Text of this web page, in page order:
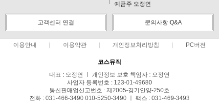
예금주 오정연
고객센터 연결 문의사항 Q&A
이용안내 이용약관 개인정보처리방침 PC버전
코스뮤직
대표 : 오정연 ㅣ 개인정보 보호 책임자 : 오정연
사업자 등록번호 : 123-01-49680
통신판매업신고번호 : 제2005-경기안양-250호
전화 : 031-466-3490 010-5250-3490 ㅣ 팩스 : 031-469-3493